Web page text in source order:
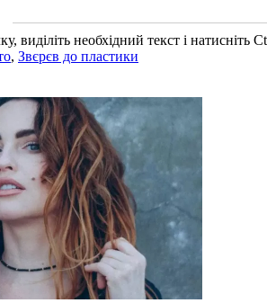
виділіть необхідний текст і натисніть
, Звєрєв до пластики